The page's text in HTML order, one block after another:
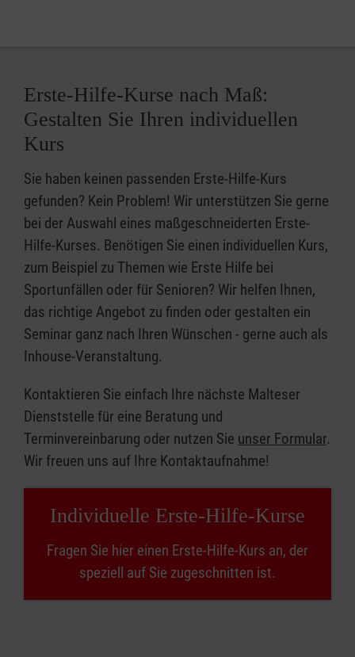
Erste-Hilfe-Kurse nach Maß:
Gestalten Sie Ihren individuellen
Kurs
Sie haben keinen passenden Erste-Hilfe-Kurs
gefunden? Kein Problem! Wir unterstützen Sie gerne
bei der Auswahl eines maßgeschneiderten Erste-
Hilfe-Kurses. Benötigen Sie einen individuellen Kurs,
zum Beispiel zu Themen wie Erste Hilfe bei
Sportunfällen oder für Senioren? Wir helfen Ihnen,
das richtige Angebot zu finden oder gestalten ein
Seminar ganz nach Ihren Wünschen - gerne auch als
Inhouse-Veranstaltung.
Kontaktieren Sie einfach Ihre nächste Malteser
Dienststelle für eine Beratung und
Terminvereinbarung oder nutzen Sie unser Formular.
Wir freuen uns auf Ihre Kontaktaufnahme!
Individuelle Erste-Hilfe-Kurse
Fragen Sie hier einen Erste-Hilfe-Kurs an, der
speziell auf Sie zugeschnitten ist.